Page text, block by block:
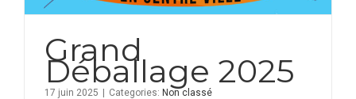
Grand
Déballage 2025
17 juin 2025 | Categories: Non classé